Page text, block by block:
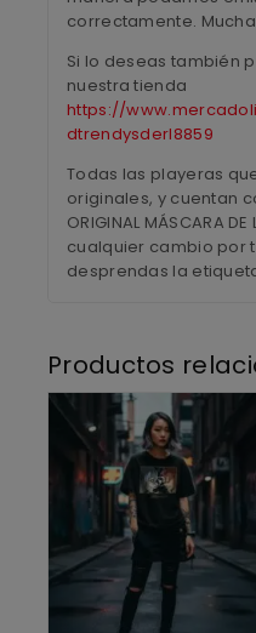
correctamente.
Si lo deseas también
nuestra tienda
https://
dtrendysderl8859
Todas las playeras
originales, y cuentan
ORIGINAL MÁSCARA
cualquier cambio por
desprendas la
Productos